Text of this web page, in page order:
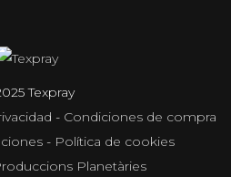
Texpray
- Condiciones de compra
- Política de cookies
Planetàries